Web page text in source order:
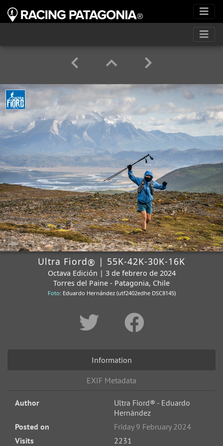
Ultra Fiord® | 55K-42K-30K-16K
Octava Edición | 3 de febrero de 2024
Torres del Paine - Patagonia, Chile
Foto: Eduardo Hernández (utf2402edhe DSC8145)
Information
EXIF Metadata
Author
Ultra Fiord® - Eduardo
Hernández
Posted on
Friday 9 February 2024
Visits
2231